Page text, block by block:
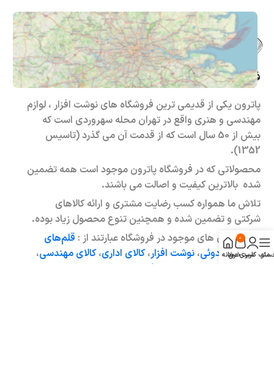
فروشگاه حضوری – اینترنتی پاترون
پاترون یکی از قدیمی ترین فروشگاه های نوشت افزار ، لوازم
مهندسی و هنری واقع در تهران محله سهروردی است که
بیش از 50 سال است که از قدمت آن می گذرد (تاسیس
1352).
محصولاتی که در فروشگاه پاترون موجود است همه تضمین
شده بالاترین کیفیت و اصالت می باشند.
تلاش ما همواره کسب رضایت مشتری و ارائه کالاهای
شرکتی و تضمین شده و همچنین تنوع محصول زیاد بوده.
دسته بندی های موجود در فروشگاه عبارتند از : قلم‌های
لوکس و کادوئی، نوشت افزار،کالای اداری،کالای مهندسی،
اسباب بازی سرگرمی
منوکاربری من
0
سبد خریدخانه